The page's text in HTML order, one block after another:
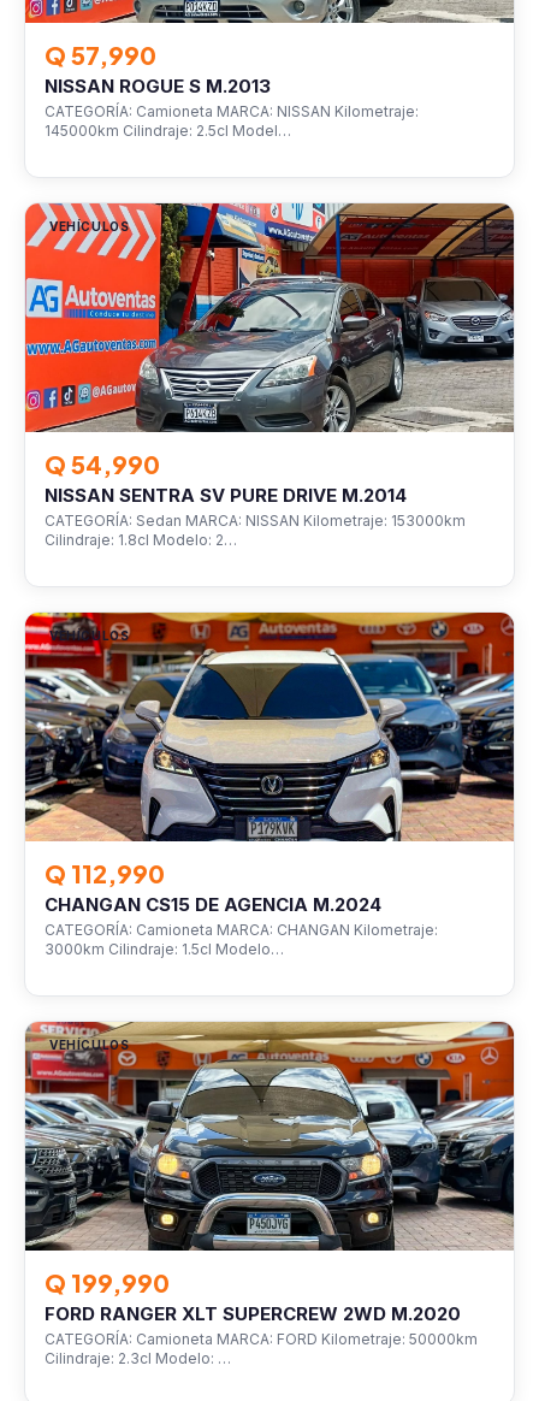
Q 57,990
NISSAN ROGUE S M.2013
CATEGORÍA: Camioneta MARCA: NISSAN Kilometraje:
145000km Cilindraje: 2.5cl Model…
VEHÍCULOS
Q 54,990
NISSAN SENTRA SV PURE DRIVE M.2014
CATEGORÍA: Sedan MARCA: NISSAN Kilometraje: 153000km
Cilindraje: 1.8cl Modelo: 2…
VEHÍCULOS
Q 112,990
CHANGAN CS15 DE AGENCIA M.2024
CATEGORÍA: Camioneta MARCA: CHANGAN Kilometraje:
3000km Cilindraje: 1.5cl Modelo…
VEHÍCULOS
Q 199,990
FORD RANGER XLT SUPERCREW 2WD M.2020
CATEGORÍA: Camioneta MARCA: FORD Kilometraje: 50000km
Cilindraje: 2.3cl Modelo: …